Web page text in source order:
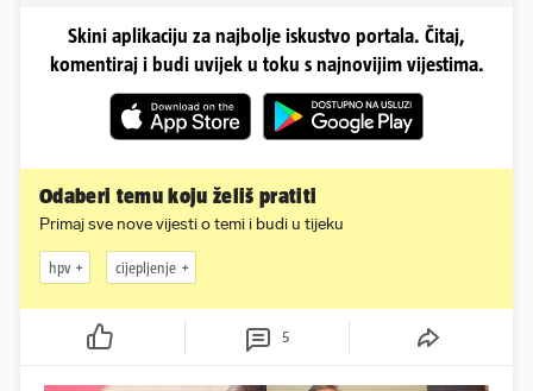
Skini aplikaciju za najbolje iskustvo portala. Čitaj,
komentiraj i budi uvijek u toku s najnovijim vijestima.
Odaberi temu koju želiš pratiti
Primaj sve nove vijesti o temi i budi u tijeku
hpv cijepljenje
5